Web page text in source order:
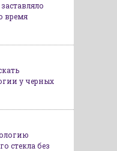
время
у черных
стекла без